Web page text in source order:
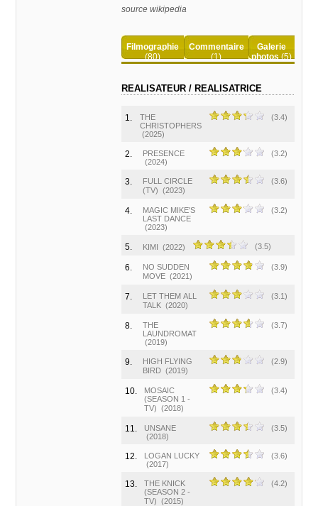
source wikipedia
Filmographie
(80)
Commentaire
(1)
Galerie
photos(5)
REALISATEUR / REALISATRICE
1.
THE
CHRISTOPHERS
(2025)
(3.4)
2.
PRESENCE
(2024)
(3.2)
3.
FULL CIRCLE
(TV) (2023)
(3.6)
4.
MAGIC MIKE'S
LAST DANCE
(2023)
(3.2)
5. KIMI (2022) (3.5)
6.
NO SUDDEN
MOVE (2021)
(3.9)
7.
LET THEM ALL
TALK (2020)
(3.1)
8.
THE
LAUNDROMAT
(2019)
(3.7)
9.
HIGH FLYING
BIRD (2019)
(2.9)
10.
MOSAIC
(SEASON 1 -
TV) (2018)
(3.4)
11.
UNSANE
(2018)
(3.5)
12.
LOGAN LUCKY
(2017)
(3.6)
13.
THE KNICK
(SEASON 2 -
TV) (2015)
(4.2)